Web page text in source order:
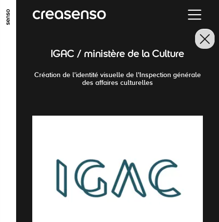
ALLER AU CONTENU PRINCIPAL
ALLER EN BAS DE PAGE
IGAC / ministère de la Culture
Création de l'identité visuelle de l'Inspection générale
des affaires culturelles